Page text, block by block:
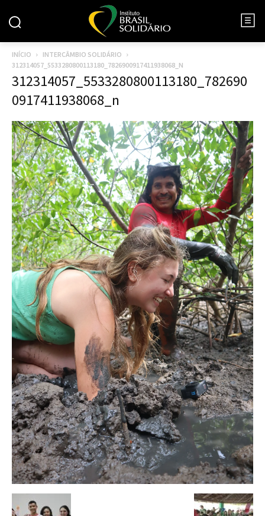
INÍCIO
INTERCÂMBIO SOLIDÁRIO
312314057_5533280800113180_7826900917411938068_N
312314057_5533280800113180_782690
0917411938068_n